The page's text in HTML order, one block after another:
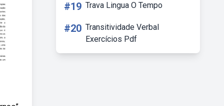
#19 Trava Lingua O Tempo
#20 Transitividade Verbal
Exercícios Pdf